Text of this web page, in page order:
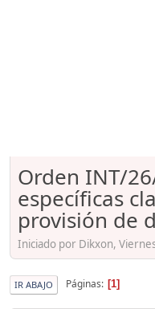
Orden INT/
específicas
provisión de
Iniciado por Dikxon,
IR ABAJO Páginas 1